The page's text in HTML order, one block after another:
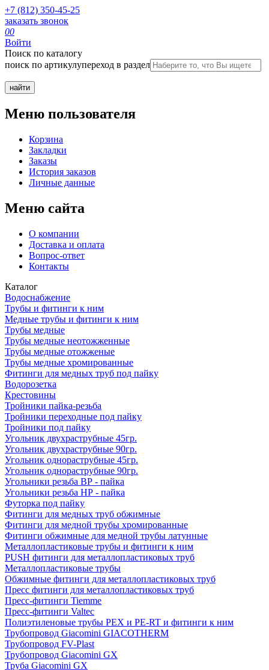
+7 (812) 350-45-25
заказать звонок
00
Войти
Поиск по каталогу
поиск по артикулупереход в раздел
Меню пользователя
Корзина
Закладки
Заказы
История заказов
Личные данные
Меню сайта
О компании
Доставка и оплата
Вопрос-ответ
Контакты
Каталог
Водоснабжение
Трубы и фитинги к ним
Медные трубы и фитинги к ним
Трубы медные
Трубы медные неотожженные
Трубы медные отожженые
Трубы медные хромированные
Фитинги для медных труб под пайку
Водорозетка
Крестовины
Тройники пайка-резьба
Тройники переходные под пайку
Тройники под пайку
Угольник двухраструбные 45гр.
Угольник двухраструбные 90гр.
Угольник однораструбные 45гр.
Угольник однораструбные 90гр.
Угольники резьба ВР - пайка
Угольники резьба НР - пайка
Футорка под пайку
Фитинги для медных труб обжимные
Фитинги для медной трубы хромированные
Фитинги обжимные для медной трубы латунные
Металлопластиковые трубы и фитинги к ним
PUSH фитинги для металлопластиковых труб
Металлопластиковые трубы
Обжимные фитинги для металлопластиковых труб
Пресс фитинги для металлопластиковых труб
Пресс-фитинги Tiemme
Пресс-фитинги Valtec
Полиэтиленовые трубы PEX и PE-RT и фитинги к ним
Трубопровод Giacomini GIACOTHERM
Трубопровод FV-Plast
Трубопровод Giacomini GX
Труба Giacomini GX